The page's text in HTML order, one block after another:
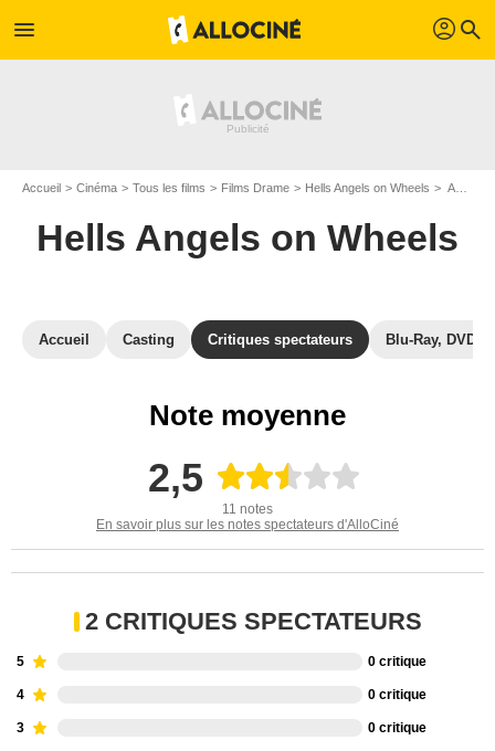
menu profil search
Accueil Cinéma Tous les films Films Drame Hells Angels on Wheels Avis sur Hells Angels on Wheels
Hells Angels on Wheels
Accueil Casting Critiques spectateurs Blu-Ray, DVD
Note moyenne
2,5
11 notes
En savoir plus sur les notes spectateurs d'AlloCiné
2 CRITIQUES SPECTATEURS
5 0 critique
4 0 critique
3 0 critique